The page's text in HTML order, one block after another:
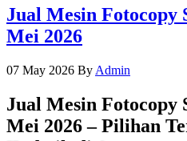
Jual Mesin Fotocopy
Mei 2026
07 May 2026 By Admin
Jual Mesin Fotocopy
Mei 2026 – Pilihan